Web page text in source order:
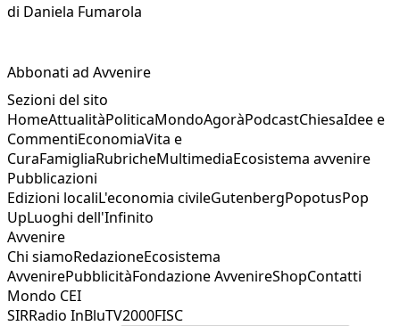
di Daniela Fumarola
Abbonati ad Avvenire
Sezioni del sito
HomeAttualitàPoliticaMondoAgoràPodcastChiesaIdee e
CommentiEconomiaVita e
CuraFamigliaRubricheMultimediaEcosistema avvenire
Pubblicazioni
Edizioni localiL'economia civileGutenbergPopotusPop
UpLuoghi dell'Infinito
Avvenire
Chi siamoRedazioneEcosistema
AvvenirePubblicitàFondazione AvvenireShopContatti
Mondo CEI
SIRRadio InBluTV2000FISC